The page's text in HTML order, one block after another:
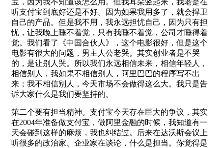
听支付宝到底好还是不好。因为如果我用多了，就会捍卫
自己的产品。但是我不用，我永远担忧自己，因为只有担
忧，让我晚上睡不着觉，只有我睡不着觉，公司才睡得着
觉。我们看了《中国合伙人》，这个电影很好，但是这个
电影有很大的问题，男主人公老哭。其实创业者是不哭
的，是让别人哭。所以我们永远相信未来，相信年轻人，
相信别人，我如果不相信别人，阿里巴巴的程序写不出
来；我不相信别人，今天市场不会做得这么大。我只是告
诉大家什么是我们要坚持的。
第二个要有担当精神。支付宝今天存在巨大的争议，其实
在2004年准备做支付宝，做阿里金融的时候，我知道有一
天会碰到这样的麻烦，我也纠结过。后来在达沃斯会议上
听很多的政治家、企业家在谈论，什么是担当。你觉得是